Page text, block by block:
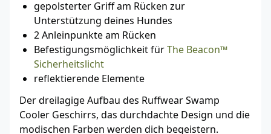
gepolsterter Griff am Rücken zur
Unterstützung deines Hundes
2 Anleinpunkte am Rücken
Befestigungsmöglichkeit fürThe Beacon™
Sicherheitslicht
reflektierende Elemente
Der dreilagige Aufbau des Ruffwear Swamp
Cooler Geschirrs, das durchdachte Design und die
modischen Farben werden dich begeistern.